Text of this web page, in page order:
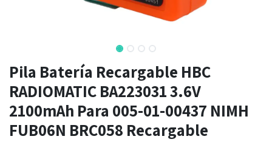
Pila Batería Recargable HBC
RADIOMATIC BA223031 3.6V
2100mAh Para 005-01-00437 NIMH
FUB06N BRC058 Recargable